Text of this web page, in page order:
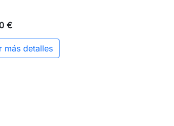
€
más detalles